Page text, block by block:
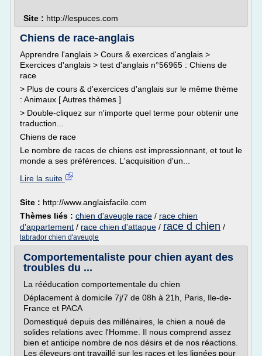
Site : http://lespuces.com
Chiens de race-anglais
Apprendre l'anglais > Cours & exercices d'anglais >
Exercices d'anglais > test d'anglais n°56965 : Chiens de
race
> Plus de cours & d'exercices d'anglais sur le même thème
: Animaux [ Autres thèmes ]
> Double-cliquez sur n'importe quel terme pour obtenir une
traduction...
Chiens de race
Le nombre de races de chiens est impressionnant, et tout le
monde a ses préférences. L'acquisition d'un...
Lire la suite
Site : http://www.anglaisfacile.com
Thèmes liés : chien d'aveugle race / race chien
d'appartement / race chien d'attaque / race d chien /
labrador chien d'aveugle
Comportementaliste pour chien ayant des
troubles du ...
La rééducation comportementale du chien
Déplacement à domicile 7j/7 de 08h à 21h, Paris, Ile-de-
France et PACA
Domestiqué depuis des millénaires, le chien a noué de
solides relations avec l'Homme. Il nous comprend assez
bien et anticipe nombre de nos désirs et de nos réactions.
Les éleveurs ont travaillé sur les races et les lignées pour